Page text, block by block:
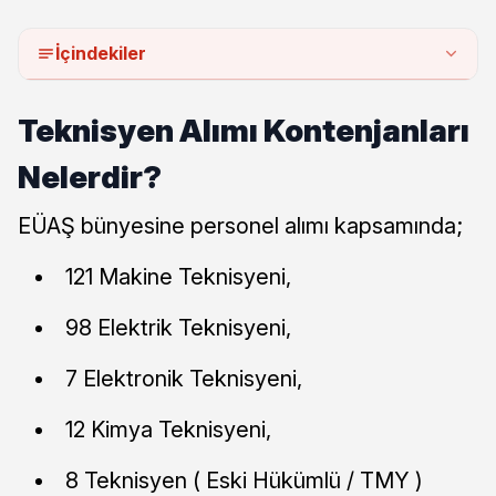
İçindekiler
Teknisyen Alımı Kontenjanları
Nelerdir?
EÜAŞ bünyesine personel alımı kapsamında;
121 Makine Teknisyeni,
98 Elektrik Teknisyeni,
7 Elektronik Teknisyeni,
12 Kimya Teknisyeni,
8 Teknisyen ( Eski Hükümlü / TMY )